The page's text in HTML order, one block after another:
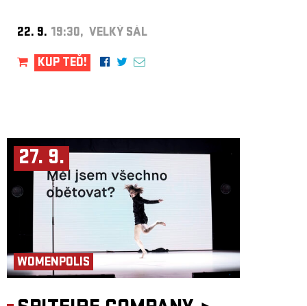
22. 9. 19:30, VELKÝ SÁL
KUP TEĎ!
27. 9.
WOMENPOLIS